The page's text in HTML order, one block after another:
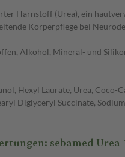
Harnstoff (Urea), ein
Körperpflege bei
Alkohol, Mineral- und
Hexyl Laurate, Urea,
Diglyceryl Succinate,
sebamed Urea